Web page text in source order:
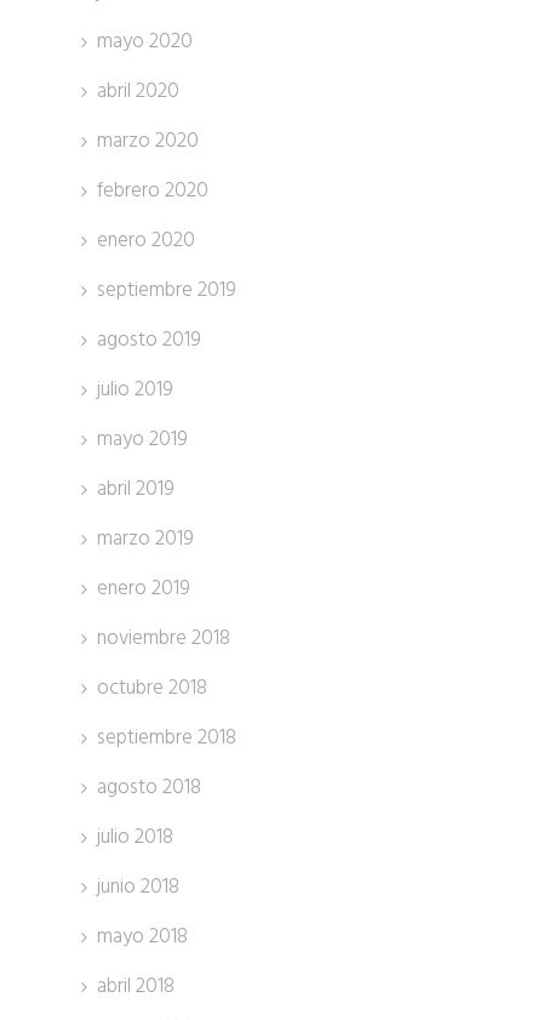
mayo 2020
abril 2020
marzo 2020
febrero 2020
enero 2020
septiembre 2019
agosto 2019
julio 2019
mayo 2019
abril 2019
marzo 2019
enero 2019
noviembre 2018
octubre 2018
septiembre 2018
agosto 2018
julio 2018
junio 2018
mayo 2018
abril 2018